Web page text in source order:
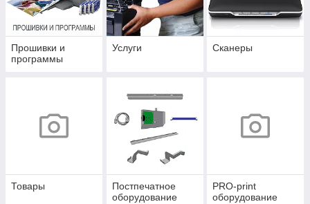
Прошивки и
программы
Услуги Сканеры
Товары
Постпечатное
оборудование
PRO-print
оборудование